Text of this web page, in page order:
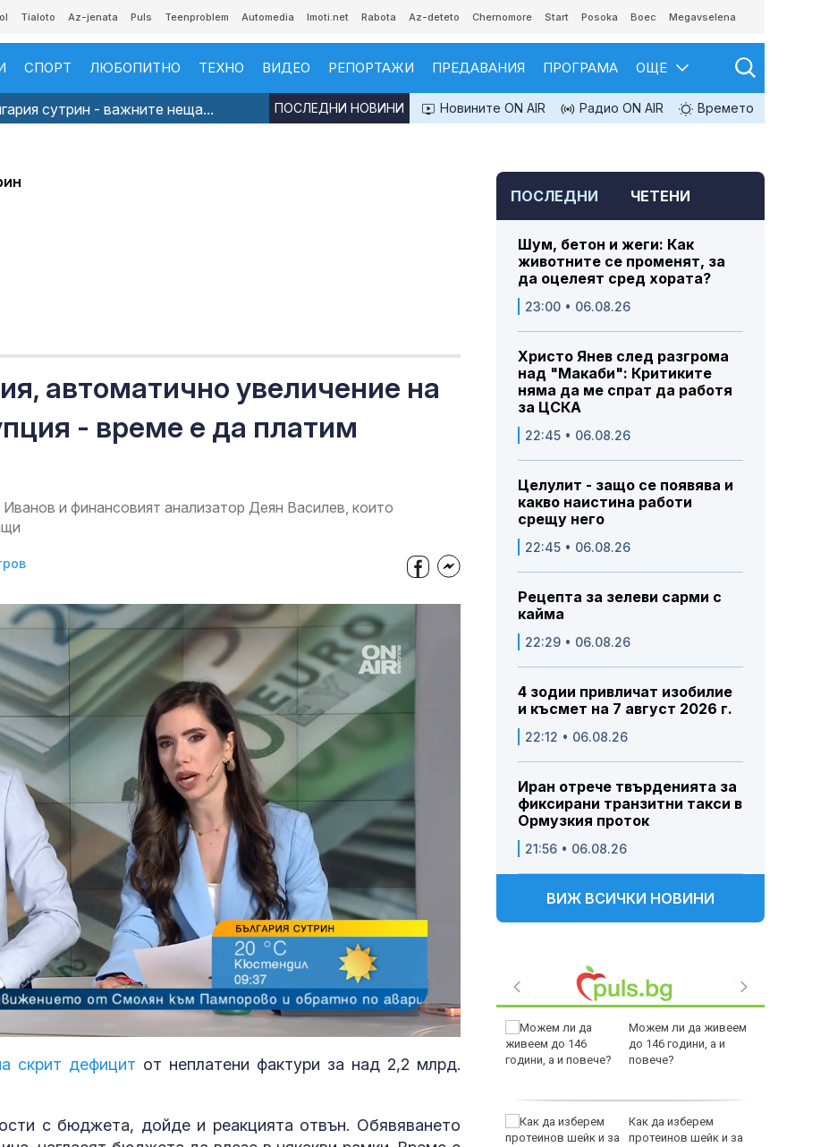
Tialoto Az-jenata Puls Teenproblem Automedia Imoti.net Rabota Az-deteto Chernomore Start Posoka Boec Megavselena
СПОРТ ЛЮБОПИТНО ТЕХНО ВИДЕО РЕПОРТАЖИ ПРЕДАВАНИЯ ПРОГРАМА ОЩЕ
сутрин - важните неща... Новините ON AIR Радио ON AIR Времето
ПОСЛЕДНИ НОВИНИ
автоматично увеличение на
- време е да платим
и финансовият анализатор Деян Василев, които
скрит дефицит от неплатени фактури за над 2,2 млрд.
с бюджета, дойде и реакцията отвън. Обявяването
ПОСЛЕДНИ ЧЕТЕНИ
Шум, бетон и жеги: Как
животните се променят, за
да оцелеят сред хората?
23:00 • 06.08.26
Христо Янев след разгрома
над "Макаби": Критиките
няма да ме спрат да работя
за ЦСКА
22:45 • 06.08.26
Целулит - защо се появява и
какво наистина работи
срещу него
22:45 • 06.08.26
Рецепта за зелеви сарми с
кайма
22:29 • 06.08.26
4 зодии привличат изобилие
и късмет на 7 август 2026 г.
22:12 • 06.08.26
Иран отрече твърденията за
фиксирани транзитни такси в
Ормузкия проток
21:56 • 06.08.26
ВИЖ ВСИЧКИ НОВИНИ
За наказание: Пратиха
руски войник облечен
в рокля (ВИДЕО 16+)
Китай тества Z-10 за
Можем ли да живеем
до 146 години, а и
повече?
Как да изберем
протеинов шейк и за